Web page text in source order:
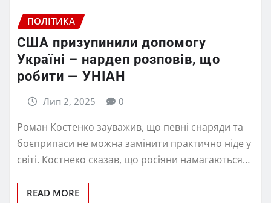
ПОЛІТИКА
США призупинили допомогу
Україні – нардеп розповів, що
робити — УНІАН
Лип 2, 2025 0
Роман Костенко зауважив, що певні снаряди та
боєприпаси не можна замінити практично ніде у
світі. Костнеко сказав, що росіяни намагаються…
READ MORE